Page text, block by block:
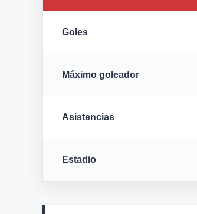
Goles
Máximo goleador
Asistencias
Estadio